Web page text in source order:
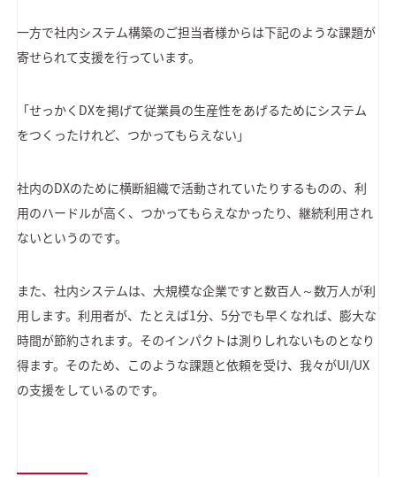
一方で社内システム構築のご担当者様からは下記のような課題が
寄せられて支援を行っています。
「せっかくDXを掲げて従業員の生産性をあげるためにシステム
をつくったけれど、つかってもらえない」
社内のDXのために横断組織で活動されていたりするものの、利
用のハードルが高く、つかってもらえなかったり、継続利用され
ないというのです。
また、社内システムは、大規模な企業ですと数百人～数万人が利
用します。利用者が、たとえば1分、5分でも早くなれば、膨大な
時間が節約されます。そのインパクトは測りしれないものとなり
得ます。そのため、このような課題と依頼を受け、我々がUI/UX
の支援をしているのです。